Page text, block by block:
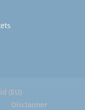
(EU)
Disclaimer